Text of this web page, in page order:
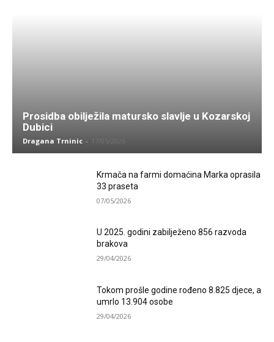
Prosidba obilježila matursko slavlje u Kozarskoj
Dubici
Dragana Trninic - 17/05/2026
Krmača na farmi domaćina Marka oprasila
33 praseta
07/05/2026
U 2025. godini zabilježeno 856 razvoda
brakova
29/04/2026
Tokom prošle godine rođeno 8.825 djece, a
umrlo 13.904 osobe
29/04/2026